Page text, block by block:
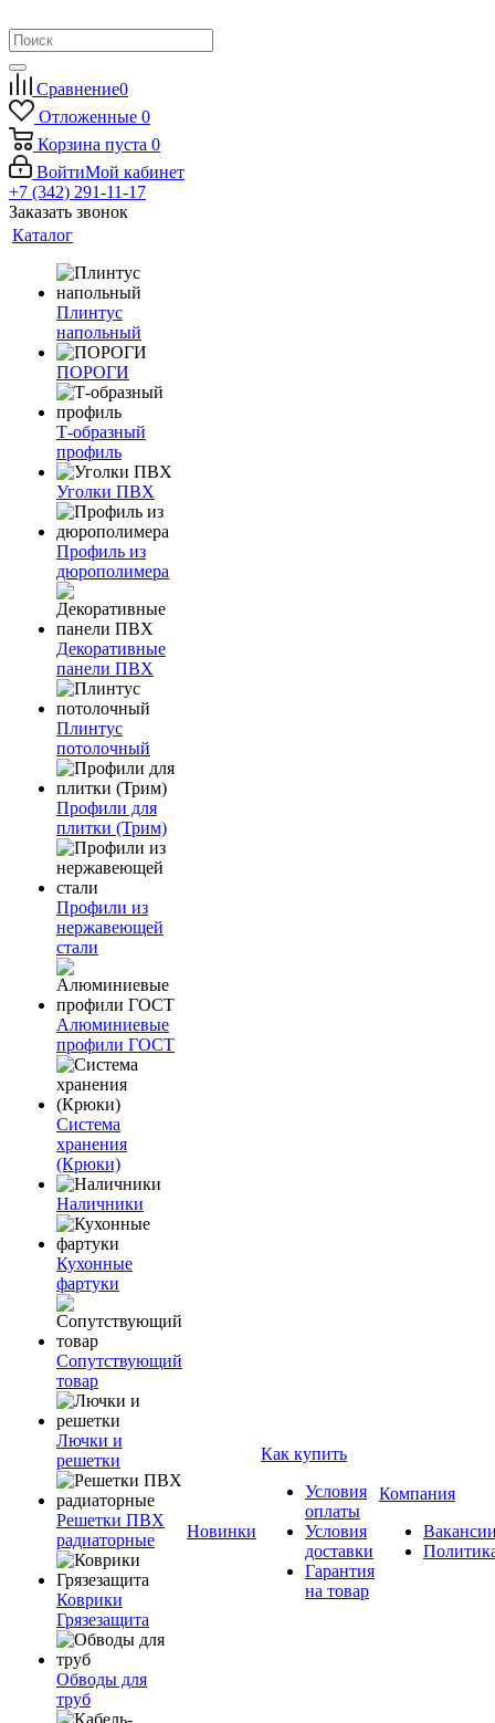
Сравнение0
Отложенные 0
Корзина пуста 0
ВойтиМой кабинет
+7 (342) 291-11-17
Заказать звонок
Каталог
Плинтус
напольный
ПОРОГИ
Т-образный
профиль
Уголки ПВХ
Профиль из
дюрополимера
Декоративные
панели ПВХ
Плинтус
потолочный
Профили для
плитки (Трим)
Профили из
нержавеющей
стали
Алюминиевые
профили ГОСТ
Система
хранения
(Крюки)
Наличники
Кухонные
фартуки
Сопутствующий
товар
Лючки и
решетки
Решетки ПВХ
радиаторные
Коврики
Грязезащита
Обводы для
труб
Новинки
Как купить
Условия
оплаты
Условия
доставки
Гарантия
на товар
Компания